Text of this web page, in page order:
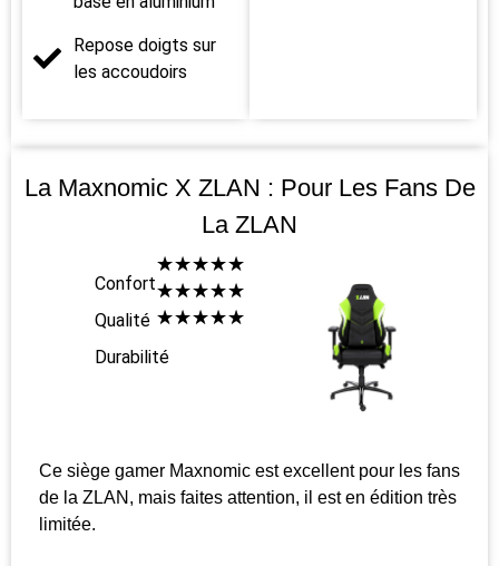
Repose doigts sur
les accoudoirs
La Maxnomic X ZLAN : Pour Les Fans De
La ZLAN
Confort
Qualité
Durabilité
☆☆☆☆☆
☆☆☆☆☆
☆☆☆☆☆
Ce siège gamer Maxnomic est excellent pour les fans
de la ZLAN, mais faites attention, il est en édition très
limitée.